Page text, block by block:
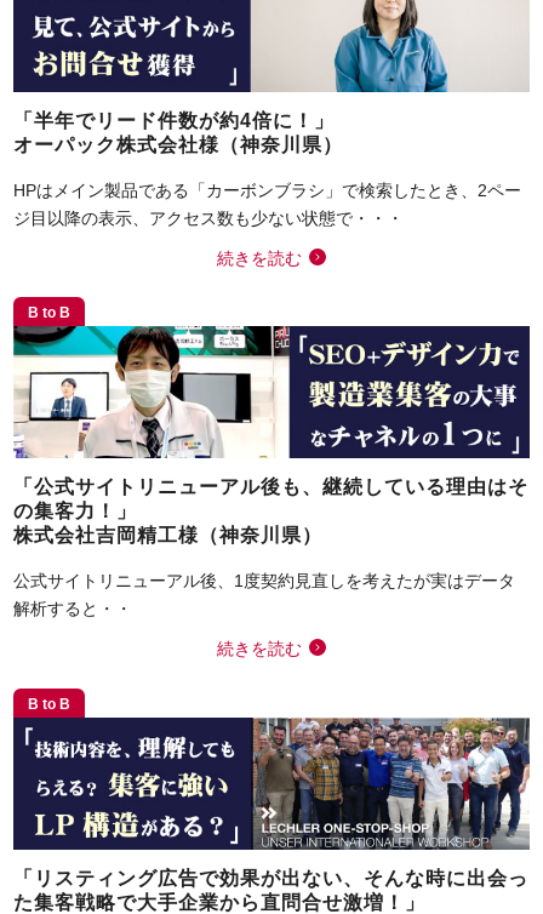
「半年でリード件数が約4倍に！」
オーパック株式会社様（神奈川県）
HPはメイン製品である「カーボンブラシ」で検索したとき、2ペー
ジ目以降の表示、アクセス数も少ない状態で・・・
続きを読む
B to B
「公式サイトリニューアル後も、継続している理由はそ
の集客力！」
株式会社吉岡精工様（神奈川県）
公式サイトリニューアル後、1度契約見直しを考えたが実はデータ
解析すると・・
続きを読む
B to B
「リスティング広告で効果が出ない、そんな時に出会っ
た集客戦略で大手企業から直問合せ激増！」